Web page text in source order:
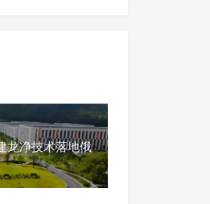
龙净技术落地俄